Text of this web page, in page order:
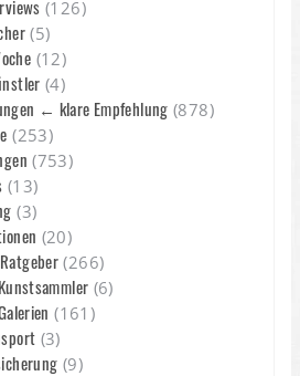
(126)
(5)
(12)
(4)
← klare Empfehlung (878)
(253)
(753)
(13)
(3)
(20)
(266)
(6)
(161)
(3)
(9)